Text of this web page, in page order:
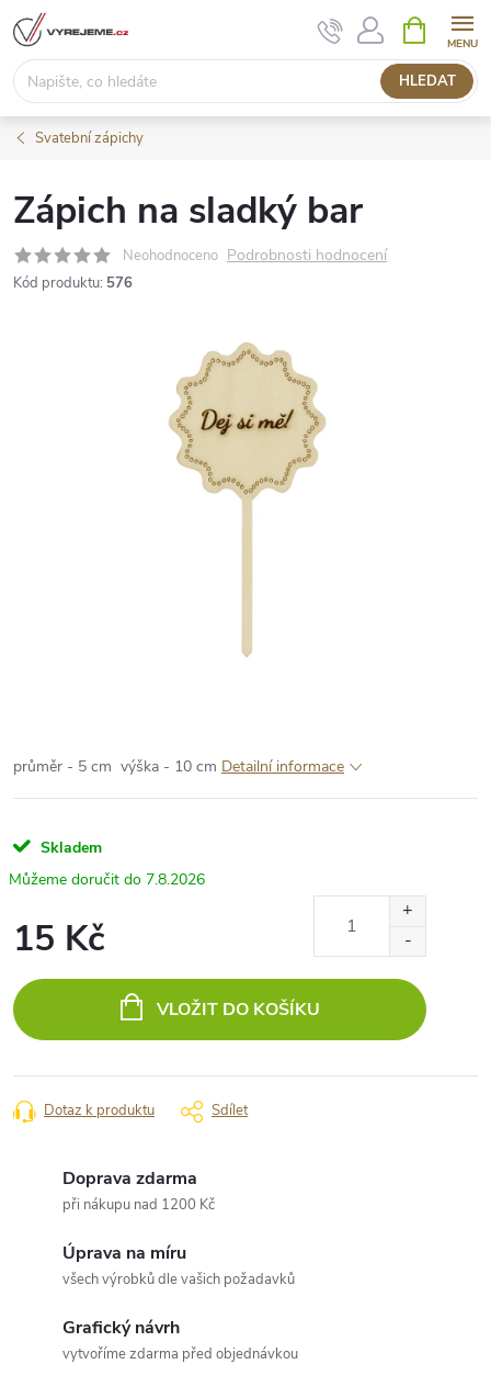
Přejít
na
obsah
HLEDAT
NÁKUPNÍ
KOŠÍK
Svatební zápichy
Zápich na sladký bar
Neohodnoceno Podrobnosti hodnocení
Kód produktu: 576
průměr - 5 cm výška - 10 cm Detailní informace
Skladem
7.8.2026
15 Kč
cena:
VLOŽIT DO KOŠÍKU
Dotaz k produktu Sdílet
Doprava zdarma
při nákupu nad 1200 Kč
Úprava na míru
všech výrobků dle vašich požadavků
Grafický návrh
vytvoříme zdarma před objednávkou